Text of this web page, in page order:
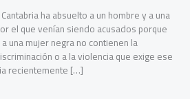
ha absuelto a un hombre y a una
el que venían siendo acusados porque
una mujer negra no contienen la
o a la violencia que exige ese
recientemente […]